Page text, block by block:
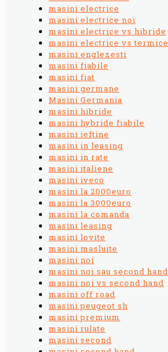
masini electrice
masini electrice noi
masini electrice vs hibride
masini electrice vs termice
masini englezesti
masini fiabile
masini fiat
masini germane
Masini Germania
masini hibride
masini hybride fiabile
masini ieftine
masini in leasing
masini in rate
masini italiene
masini iveco
masini la 2000euro
masini la 3000euro
masini la comanda
masini leasing
masini lovite
masini masluite
masini noi
masini noi sau second hand
masini noi vs second hand
masini off road
masini peugeot sh
masini premium
masini rulate
masini second